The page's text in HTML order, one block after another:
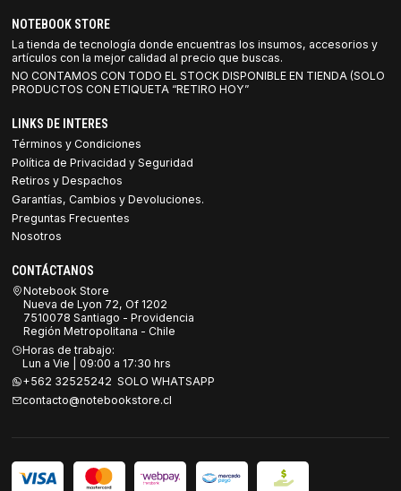
NOTEBOOK STORE
La tienda de tecnología donde encuentras los insumos, accesorios y
artículos con la mejor calidad al precio que buscas.
NO CONTAMOS CON TODO EL STOCK DISPONIBLE EN TIENDA (SOLO
PRODUCTOS CON ETIQUETA “RETIRO HOY”
LINKS DE INTERES
Términos y Condiciones
Política de Privacidad y Seguridad
Retiros y Despachos
Garantías, Cambios y Devoluciones.
Preguntas Frecuentes
Nosotros
CONTÁCTANOS
Notebook Store
Nueva de Lyon 72, Of 1202
7510078 Santiago - Providencia
Región Metropolitana - Chile
Horas de trabajo:
Lun a Vie | 09:00 a 17:30 hrs
+562 32525242 SOLO WHATSAPP
contacto@notebookstore.cl